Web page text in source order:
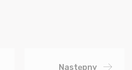
Następny